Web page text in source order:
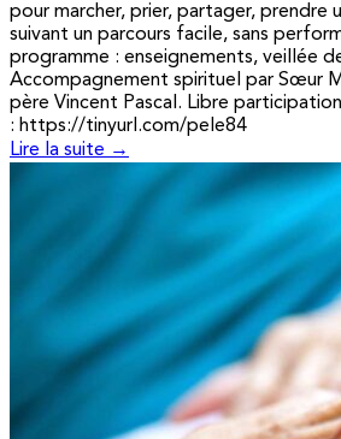
pour marcher, prier, partager, prendre
suivant un parcours facile, sans
programme : enseignements, veillée
Accompagnement spirituel par Sœur
père Vincent Pascal. Libre
: https://tinyurl.com/pele84
Lire la suite →